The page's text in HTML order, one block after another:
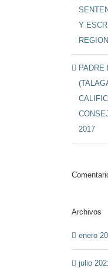
Y
PADRE
2017
Archivos
enero
julio